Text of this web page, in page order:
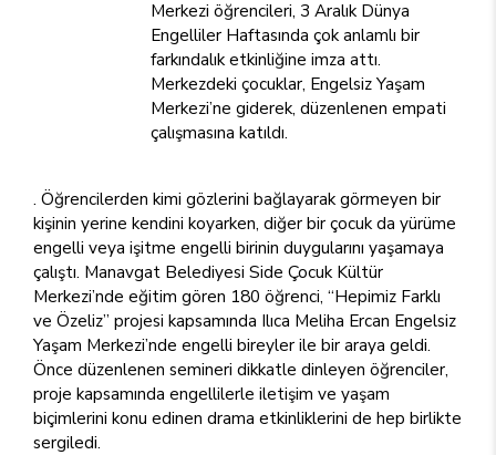
Merkezi öğrencileri, 3 Aralık Dünya
Engelliler Haftasında çok anlamlı bir
farkındalık etkinliğine imza attı.
Merkezdeki çocuklar, Engelsiz Yaşam
Merkezi’ne giderek, düzenlenen empati
çalışmasına katıldı.
. Öğrencilerden kimi gözlerini bağlayarak görmeyen bir
kişinin yerine kendini koyarken, diğer bir çocuk da yürüme
engelli veya işitme engelli birinin duygularını yaşamaya
çalıştı. Manavgat Belediyesi Side Çocuk Kültür
Merkezi’nde eğitim gören 180 öğrenci, “Hepimiz Farklı
ve Özeliz” projesi kapsamında Ilıca Meliha Ercan Engelsiz
Yaşam Merkezi’nde engelli bireyler ile bir araya geldi.
Önce düzenlenen semineri dikkatle dinleyen öğrenciler,
proje kapsamında engellilerle iletişim ve yaşam
biçimlerini konu edinen drama etkinliklerini de hep birlikte
sergiledi.